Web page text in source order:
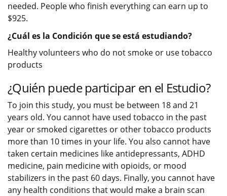
needed. People who finish everything can earn up to
$925.
¿Cuál es la Condición que se está estudiando?
Healthy volunteers who do not smoke or use tobacco
products
¿Quién puede participar en el Estudio?
To join this study, you must be between 18 and 21
years old. You cannot have used tobacco in the past
year or smoked cigarettes or other tobacco products
more than 10 times in your life. You also cannot have
taken certain medicines like antidepressants, ADHD
medicine, pain medicine with opioids, or mood
stabilizers in the past 60 days. Finally, you cannot have
any health conditions that would make a brain scan